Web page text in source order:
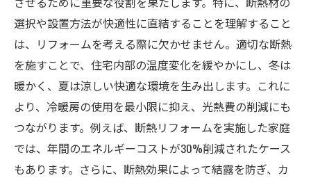
選択や設置方法が快適性に直結することを理解すること
は、リフォームを考える際に欠かせません。適切な断熱
を施すことで、住宅内部の温度変化を緩やかにし、冬は
暖かく、夏は涼しい快適な環境を生み出します。これに
より、冷暖房の使用を最小限に抑え、光熱費の削減にも
つながります。例えば、断熱リフォームを実施した家庭
では、年間のエネルギーコストが30%削減されたケース
もあります。さらに、断熱効果によって結露を防ぎ、カ